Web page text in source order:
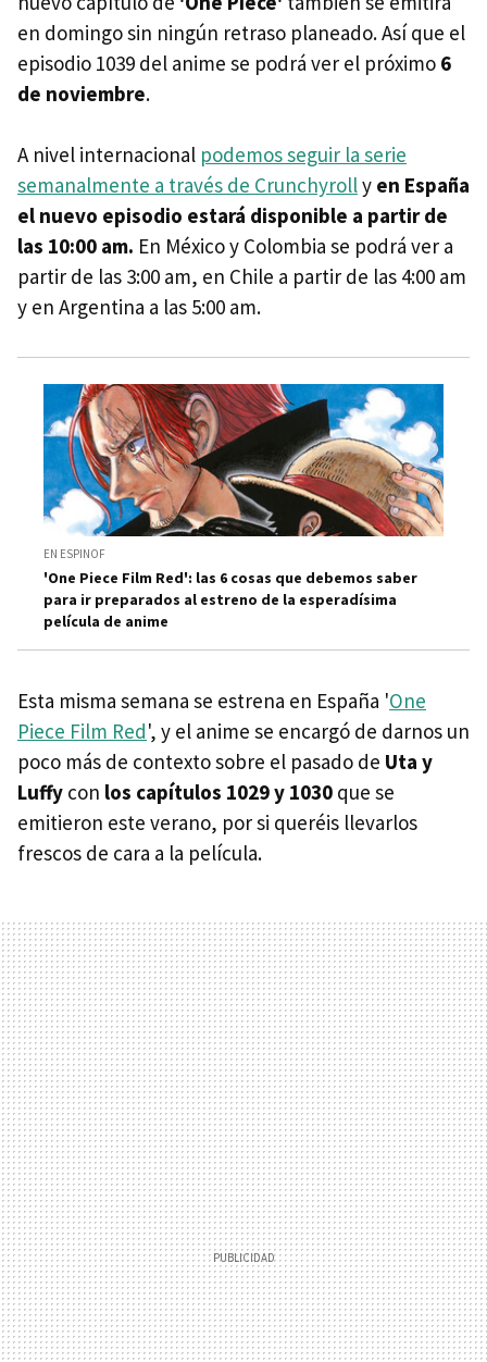
en domingo sin ningún retraso planeado. Así que el
episodio 1039 del anime se podrá ver el próximo 6
de noviembre.
A nivel internacional podemos seguir la serie
semanalmente a través de Crunchyrolly en España
el nuevo episodio estará disponible a partir de
las 10:00 am. En México y Colombia se podrá ver a
partir de las 3:00 am, en Chile a partir de las 4:00 am
y en Argentina a las 5:00 am.
EN ESPINOF
'One Piece Film Red': las 6 cosas que debemos saber
para ir preparados al estreno de la esperadísima
película de anime
Esta misma semana se estrena en España 'One
Piece Film Red', y el anime se encargó de darnos un
poco más de contexto sobre el pasado de Uta y
Luffy con los capítulos 1029 y 1030 que se
emitieron este verano, por si queréis llevarlos
frescos de cara a la película.